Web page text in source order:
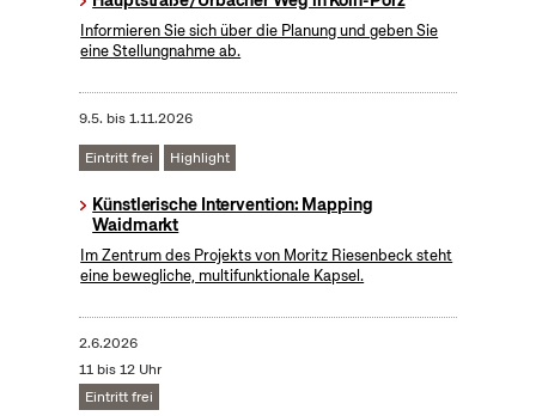
Informieren Sie sich über die Planung und geben Sie
eine Stellungnahme ab.
9.5. bis1.11.2026
Eintritt frei Highlight
Künstlerische Intervention: Mapping
Waidmarkt
Im Zentrum des Projekts von Moritz Riesenbeck steht
eine bewegliche, multifunktionale Kapsel.
2.6.2026
11 bis 12 Uhr
Eintritt frei